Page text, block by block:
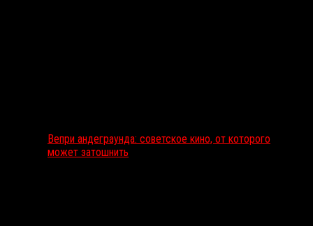
Вепри андеграунда: советское кино, от которого
может затошнить